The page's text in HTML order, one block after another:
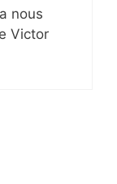
nous
Victor